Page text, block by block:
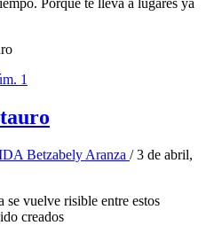
1
Betzabely Aranza / 3 de abril,
se vuelve risible entre estos
creados